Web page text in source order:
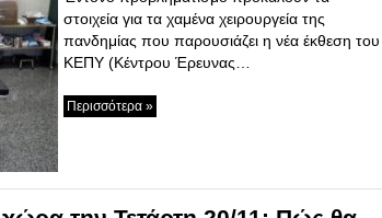
στοιχεία για τα χαμένα χειρουργεία της
πανδημίας που παρουσιάζει η νέα έκθεση του
ΚΕΠΥ (Κέντρου Έρευνας…
Περισσότερα »